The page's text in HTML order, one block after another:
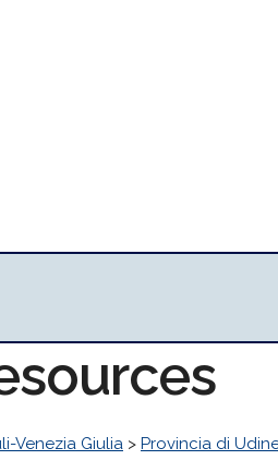
Venezia Giulia > Provincia di